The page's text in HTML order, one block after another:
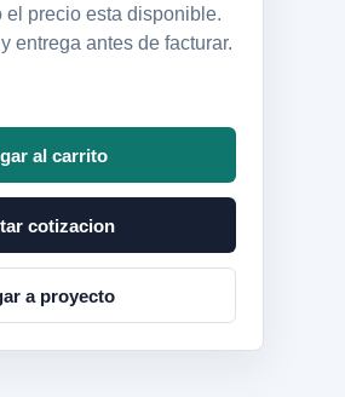
el precio esta disponible.
entrega antes de facturar.
al carrito
cotizacion
a proyecto